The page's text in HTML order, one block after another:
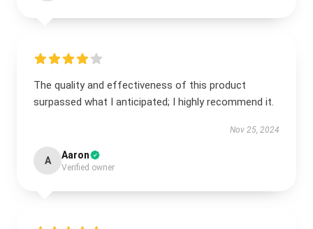
The quality and effectiveness of this product
surpassed what I anticipated; I highly recommend it.
Nov 25, 2024
A Aaron
Verified owner